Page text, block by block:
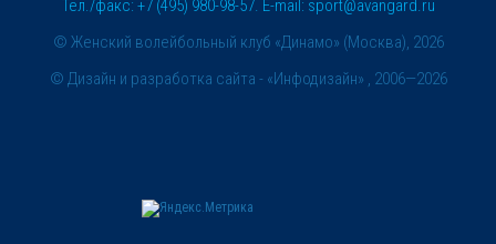
© Женский волейбольный клуб «Динамо» (Москва), 2026
Тел./факс: +7 (495) 980-98-57. E-mail: sport@avangard.ru
© Дизайн и разработка сайта - «Инфодизайн» , 2006—2026